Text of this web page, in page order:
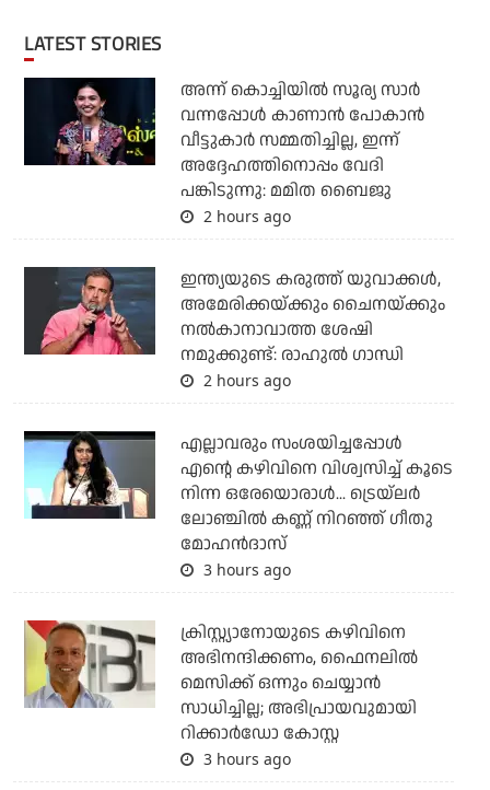
LATEST STORIES
അന്ന് കൊച്ചിയില്‍ സൂര്യ സാര്‍
വന്നപ്പോള്‍ കാണാന്‍ പോകാന്‍
വീട്ടുകാര്‍ സമ്മതിച്ചില്ല, ഇന്ന്
അദ്ദേഹത്തിനൊപ്പം വേദി
പങ്കിടുന്നു: മമിത ബൈജു
2 hours ago
ഇന്ത്യയുടെ കരുത്ത് യുവാക്കള്‍,
അമേരിക്കയ്ക്കും ചൈനയ്ക്കും
നല്‍കാനാവാത്ത ശേഷി
നമുക്കുണ്ട്: രാഹുല്‍ ഗാന്ധി
2 hours ago
എല്ലാവരും സംശയിച്ചപ്പോള്‍
എന്റെ കഴിവിനെ വിശ്വസിച്ച് കൂടെ
നിന്ന ഒരേയൊരാള്‍... ട്രെയ്‌ലര്‍
ലോഞ്ചില്‍ കണ്ണ് നിറഞ്ഞ് ഗീതു
മോഹന്‍ദാസ്
3 hours ago
ക്രിസ്റ്റ്യാനോയുടെ കഴിവിനെ
അഭിനന്ദിക്കണം, ഫൈനലില്‍
മെസിക്ക് ഒന്നും ചെയ്യാന്‍
സാധിച്ചില്ല; അഭിപ്രായവുമായി
റിക്കാര്‍ഡോ കോസ്റ്റ
3 hours ago